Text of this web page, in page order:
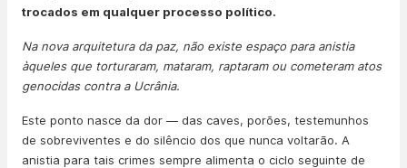
trocados em qualquer processo político.
Na nova arquitetura da paz, não existe espaço para anistia
àqueles que torturaram, mataram, raptaram ou cometeram atos
genocidas contra a Ucrânia.
Este ponto nasce da dor — das caves, porões, testemunhos
de sobreviventes e do silêncio dos que nunca voltarão. A
anistia para tais crimes sempre alimenta o ciclo seguinte de